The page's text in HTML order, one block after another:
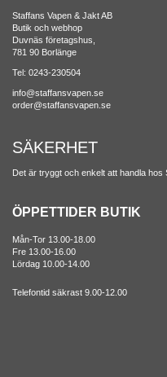
Staffans Vapen & Jakt AB
Butik och webhop
Duvnäs företagshus,
781 90 Borlänge
Tel: 0243-230504
info@staffansvapen.se
order@staffansvapen.se
SÄKERHET
Det är tryggt och enkelt att handla hos
ÖPPETTIDER BUTIK
Mån-Tor 13.00-18.00
Fre 13.00-16.00
Lördag 10.00-14.00
Telefontid säkrast 9.00-12.00